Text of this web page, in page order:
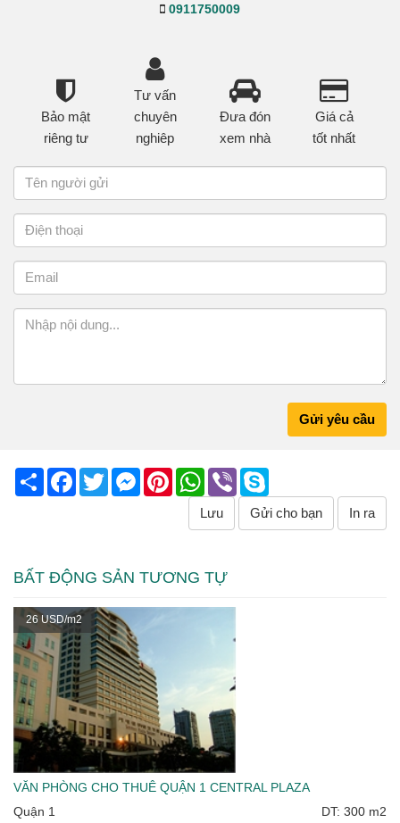
0911750009
Bảo mật
riêng tư
Tư vấn
chuyên
nghiêp
Đưa đón
xem nhà
Giá cả
tốt nhất
Gửi yêu cầu
Share Facebook
TwitterMessenger
PinterestWhatsApp
Viber
Lưu Gửi cho bạn In ra
BẤT ĐỘNG SẢN TƯƠNG TỰ
26 USD/m2
VĂN PHÒNG CHO THUÊ QUẬN 1 CENTRAL PLAZA
Quận 1
DT: 300 m2